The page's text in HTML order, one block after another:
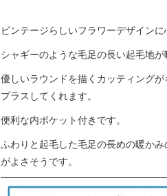
ビンテージらしいフラワーデザイン
シャギーのような毛足の長い起毛地
優しいラウンドを描くカッティング
プラスしてくれます。
便利な内ポケット付きです。
ふわりと起毛した毛足の長めの暖か
がよさそうです。